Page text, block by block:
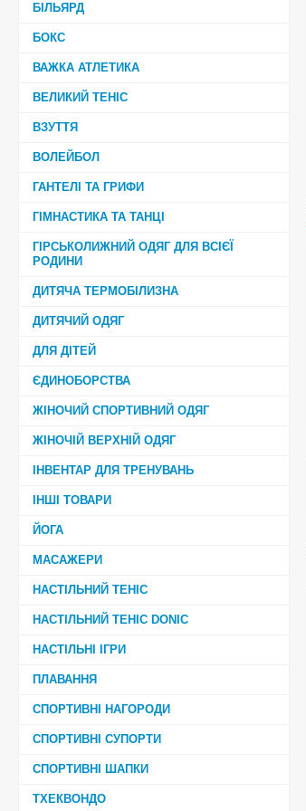
БІЛЬЯРД
БОКС
ВАЖКА АТЛЕТИКА
ВЕЛИКИЙ ТЕНІС
ВЗУТТЯ
ВОЛЕЙБОЛ
ГАНТЕЛІ ТА ГРИФИ
ГІМНАСТИКА ТА ТАНЦІ
ГІРСЬКОЛИЖНИЙ ОДЯГ ДЛЯ ВСІЄЇ
РОДИНИ
ДИТЯЧА ТЕРМОБІЛИЗНА
ДИТЯЧИЙ ОДЯГ
ДЛЯ ДІТЕЙ
ЄДИНОБОРСТВА
ЖІНОЧИЙ СПОРТИВНИЙ ОДЯГ
ЖІНОЧІЙ ВЕРХНІЙ ОДЯГ
ІНВЕНТАР ДЛЯ ТРЕНУВАНЬ
ІНШІ ТОВАРИ
ЙОГА
МАСАЖЕРИ
НАСТІЛЬНИЙ ТЕНІС
НАСТІЛЬНИЙ ТЕНІС DONIC
НАСТІЛЬНІ ІГРИ
ПЛАВАННЯ
СПОРТИВНІ НАГОРОДИ
СПОРТИВНІ СУПОРТИ
СПОРТИВНІ ШАПКИ
ТХЕКВОНДО